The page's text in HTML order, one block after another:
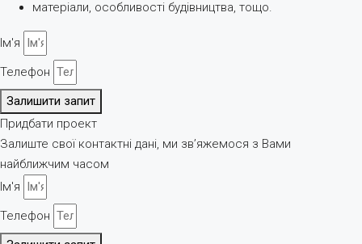
матеріали, особливості будівництва, тощо.
Ім'я
Телефон
Залишити запит
Придбати проект
Залиште свої контактні дані, ми зв’яжемося з Вами
найближчим часом
Ім'я
Телефон